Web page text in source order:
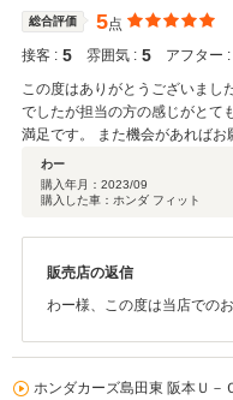
う、心を込めて対応してい
たら、よろしくお願いいたし
総合評価 5点
接客 : 5 雰囲気 : 5 アフター :
この度はありがとうございまし
でしたが担当の方の感じがとて
満足です。 また機会があれば
た。わー
購入年月： 2023/09
購入した車：ホンダ フィット
販売店の返信
わー様、この度は当店での
だけたらと思います☆静岡
ホンダカーズ島田東 阪本Ｕ－